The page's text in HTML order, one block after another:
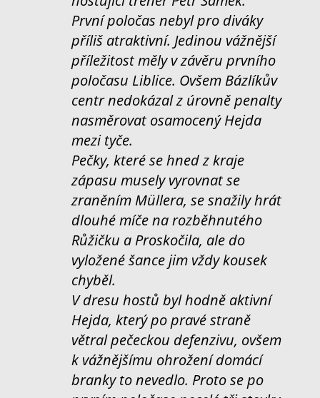
První poločas nebyl pro diváky
příliš atraktivní. Jedinou vážnější
příležitost měly v závěru prvního
poločasu Liblice. Ovšem Bázlíkův
centr nedokázal z úrovně penalty
nasměrovat osamocený Hejda
mezi tyče.
Pečky, které se hned z kraje
zápasu musely vyrovnat se
zraněním Müllera, se snažily hrát
dlouhé míče na rozběhnutého
Růžičku a Proskočila, ale do
vyložené šance jim vždy kousek
chyběl.
V dresu hostů byl hodně aktivní
Hejda, který po pravé straně
větral pečeckou defenzivu, ovšem
k vážnějšímu ohrožení domácí
branky to nevedlo. Proto se po